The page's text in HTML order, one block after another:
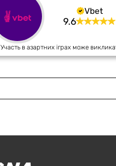
Vbet
9.6
Участь в азартних іграх може